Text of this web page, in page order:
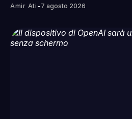
Amir Ati -7 agosto 2026